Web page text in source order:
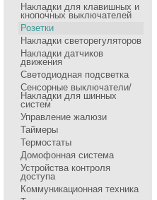
Накладки для клавишных и
кнопочных выключателей
Розетки
Накладки cветорегуляторов
Накладки датчиков
движения
Светодиодная подсветка
Сенсорные выключатели/
Накладки для шинных
систем
Управление жалюзи
Таймеры
Термостаты
Домофонная система
Устройства контроля
доступа
Коммуникационная техника